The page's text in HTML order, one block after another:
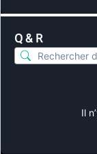
Q & R
Il